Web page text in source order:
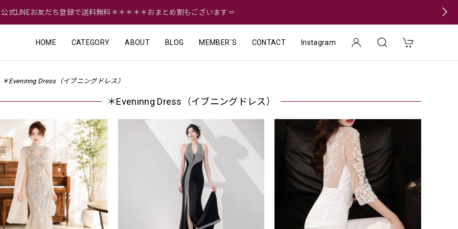
式LINEお友だち登録で送料無料＊＊＊＊＊おまとめ割もございます＝
HOME CATEGORY ABOUT BLOG MEMBER`S CONTACT Instagram
＊Eveninng Dress（イブニングドレス）
＊Eveninng Dress（イブニングドレス）